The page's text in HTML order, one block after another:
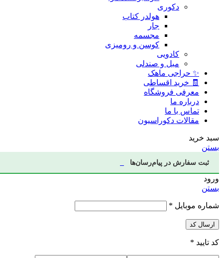
دکوری
هولدر کتاب
جار
مجسمه
کوسن و رومیزی
کادویی
مبل و صندلی
✨ حراجی ماهک
🧾 خرید اقساطی
معرفی فروشگاه
درباره ما
تماس با ما
مقالات دکوراسیون
سبد خرید
بستن
ثبت سفارش در پیام‌رسان‌ها
ورود
بستن
شماره موبایل *
ارسال کد
کد تایید *